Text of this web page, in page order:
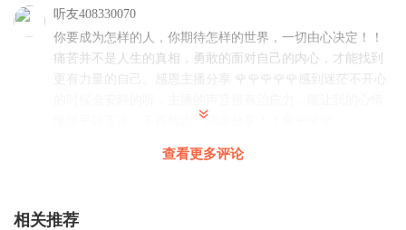
听友408330070
你要成为怎样的人，你期待怎样的世界，一切由心决定！！
痛苦并不是人生的真相，勇敢的面对自己的内心，才能找到
更有力量的自己。感恩主播分享 🌹🌹🌹🌹🌹感到迷茫不开心
慢慢平静下来，不再焦虑。感谢分享！！🌹🌹🌹🌹
查看更多评论
相关推荐